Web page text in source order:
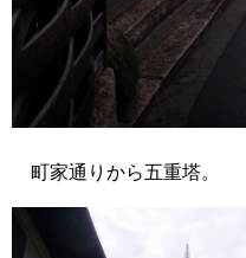
町家通りから五重塔。